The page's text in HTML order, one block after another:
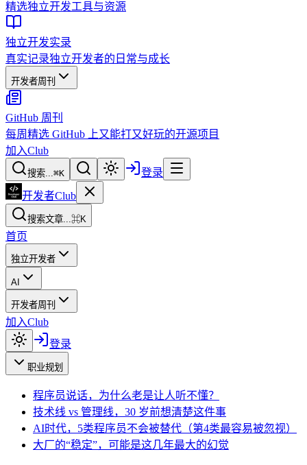
精选独立开发工具与资源
独立开发实录
真实记录独立开发者的日常与成长
开发者周刊
GitHub 周刊
每周精选 GitHub 上又能打又好玩的开源项目
加入Club
搜索...⌘K
登录
开发者Club
搜索文章...⌘K
首页
独立开发者
AI
开发者周刊
加入Club
登录
职业规划
程序员说话，为什么老是让人听不懂？
技术线 vs 管理线，30 岁前想清楚这件事
AI时代，5类程序员不会被替代（第4类最容易被忽视）
大厂的“稳定”，可能是这几年最大的幻觉